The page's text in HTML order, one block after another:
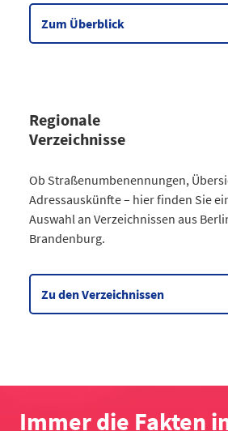
Datentabelle zum Diagramm
Zum Überblick
Regionale
Verzeichnisse
Kategorie
2013
7
2014
8
2015
8
2022
2
Ob Straßenumbenennungen,
Adressauskünfte – hier finden Sie
Auswahl an Verzeichnissen aus
Brandenburg.
Zu den Verzeichnissen
Immer die Fakten